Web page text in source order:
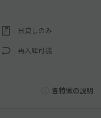
日貸しのみ
再入庫可能
各特徴の説明